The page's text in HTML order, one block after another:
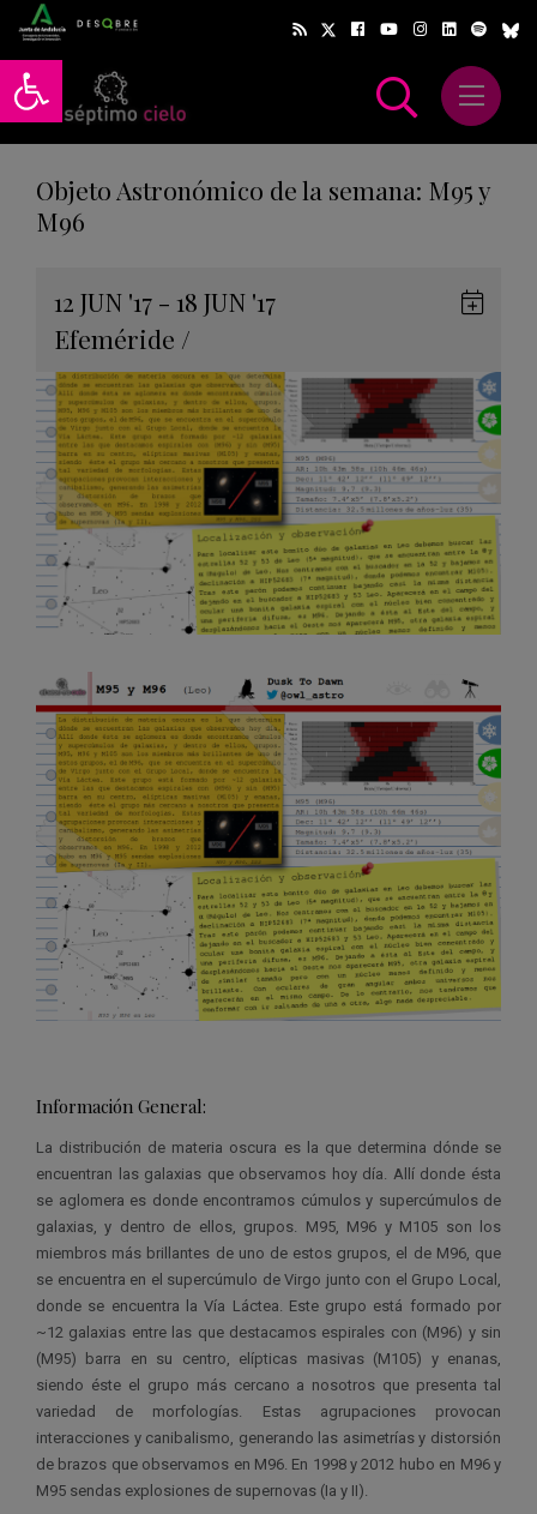
Abrir barra de herramientas
Abrir
Objeto Astronómico de la semana: M95 y
M96
12 JUN '17 - 18 JUN '17
Efeméride /
Información General:
La distribución de materia oscura es la que determina dónde se
encuentran las galaxias que observamos hoy día. Allí donde ésta
se aglomera es donde encontramos cúmulos y supercúmulos de
galaxias, y dentro de ellos, grupos. M95, M96 y M105 son los
miembros más brillantes de uno de estos grupos, el de M96, que
se encuentra en el supercúmulo de Virgo junto con el Grupo Local,
donde se encuentra la Vía Láctea. Este grupo está formado por
~12 galaxias entre las que destacamos espirales con (M96) y sin
(M95) barra en su centro, elípticas masivas (M105) y enanas,
siendo éste el grupo más cercano a nosotros que presenta tal
variedad de morfologías. Estas agrupaciones provocan
interacciones y canibalismo, generando las asimetrías y distorsión
de brazos que observamos en M96. En 1998 y 2012 hubo en M96 y
M95 sendas explosiones de supernovas (Ia y II).